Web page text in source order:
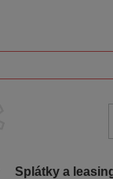
Splátky a